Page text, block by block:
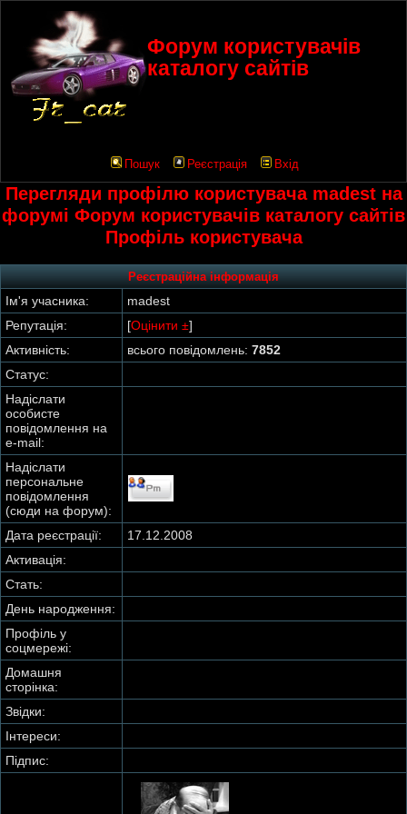
Форум користувачів
каталогу сайтів
Пошук Реєстрація Вхід
Перегляди профілю користувача madest на
форумі Форум користувачів каталогу сайтів
Профіль користувача
Реєстраційна інформація
Ім'я учасника:
madest
Репутація:
[Оцінити ±]
Активність:
всього повідомлень: 7852
Статус:
Надіслати
особисте
повідомлення на
e-mail:
Надіслати
персональне
повідомлення
(сюди на форум):
Дата реєстрації:
17.12.2008
Активація:
Стать:
День народження:
Профіль у
соцмережі:
Домашня
сторінка:
Звідки:
Інтереси:
Підпис: